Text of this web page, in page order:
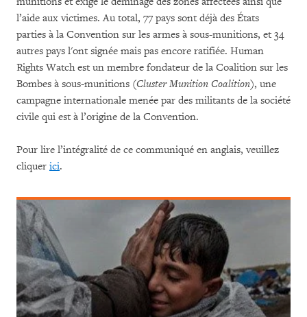
l’aide aux victimes.Au total, 77 pays sont déjà des États
parties à la Convention sur les armes à sous-munitions, et 34
autres pays l'ont signée mais pas encore ratifiée. Human
Rights Watch est un membre fondateur de la Coalition sur les
Bombes à sous-munitions (Cluster Munition Coalition), une
campagne internationale menée par des militants de la société
civile qui est à l’origine de la Convention.
Pour lire l’intégralité de ce communiqué en anglais, veuillez
cliquer ici.